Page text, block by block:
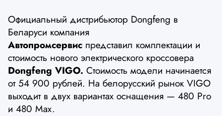
Официальный дистрибьютор Dongfeng в
Беларуси компания
Автопромсервис представил комплектации и
стоимость нового электрического кроссовера
Dongfeng VIGO. Стоимость модели начинается
от 54 900 рублей. На белорусский рынок VIGO
выходит в двух вариантах оснащения — 480 Pro
и 480 Max.